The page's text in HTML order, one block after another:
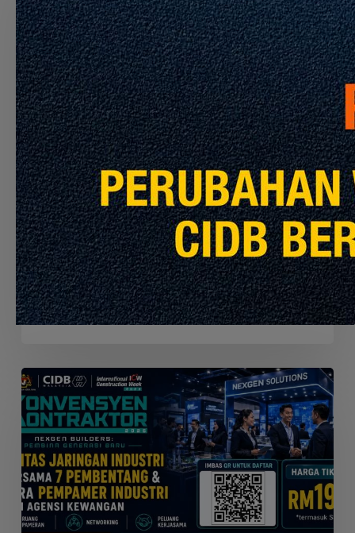
Pengumuman CIDB Info Terkini
CONTRACTOR
TO
PERFORM
THE
CLEANING
SERVICES
FOR
MRT
PYL,
KGL
AND
MRLAPPOINTMENT OF THE CONTRACTOR TO
PERFORM THE CLEANING SERVICES FOR
MRT PYL, KGL AND MRL
Julai 30, 2026
Seminar
Konvensyen
Kontraktor
2026